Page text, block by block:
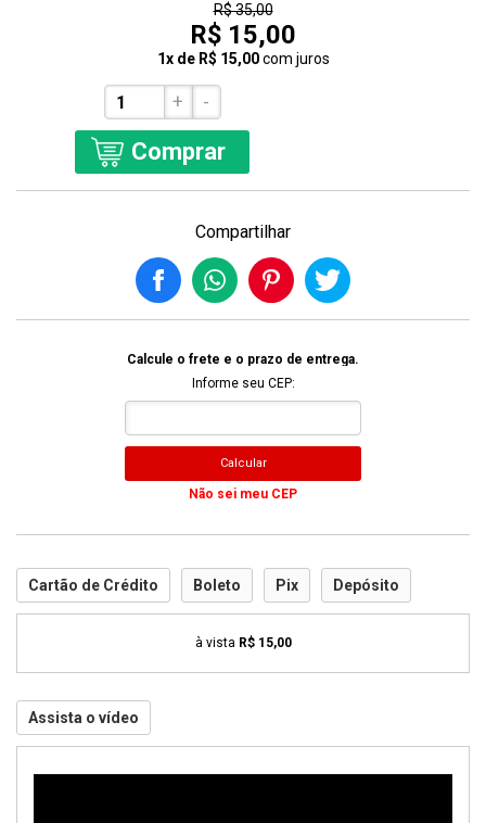
R$ 35,00
R$ 15,00
1x de R$ 15,00 com juros
+ -
Comprar
Compartilhar
Calcule o frete e o prazo de entrega.
Informe seu CEP:
Calcular
Não sei meu CEP
Cartão de Crédito Boleto Pix Depósito
à vista R$ 15,00
Assista o vídeo